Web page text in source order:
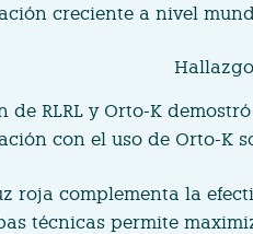
creciente a nivel
de RLRL y Orto-K
con el uso de Orto-K
roja complementa la
técnicas permite